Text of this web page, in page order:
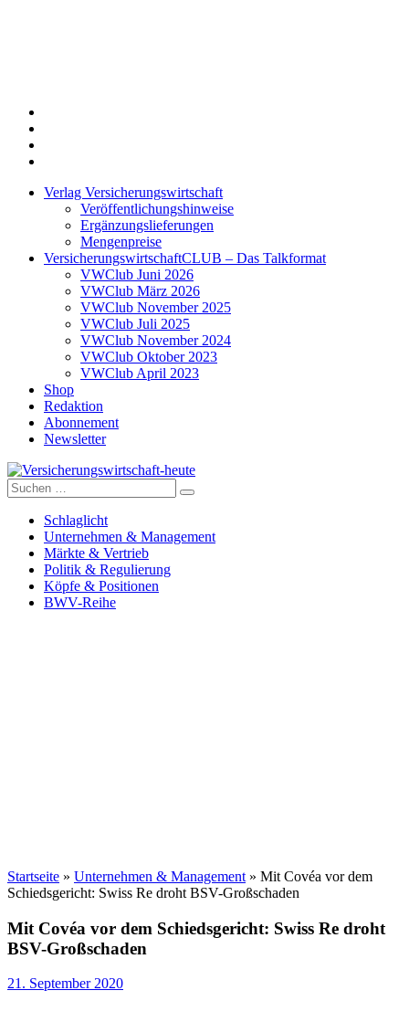
Verlag Versicherungswirtschaft
Veröffentlichungshinweise
Ergänzungslieferungen
Mengenpreise
VersicherungswirtschaftCLUB – Das Talkformat
VWClub Juni 2026
VWClub März 2026
VWClub November 2025
VWClub Juli 2025
VWClub November 2024
VWClub Oktober 2023
VWClub April 2023
Shop
Redaktion
Abonnement
Newsletter
Versicherungswirtschaft-heute
Suche
nach:
Schlaglicht
Unternehmen & Management
Märkte & Vertrieb
Politik & Regulierung
Köpfe & Positionen
BWV-Reihe
Startseite » Unternehmen & Management » Mit Covéa vor dem
Schiedsgericht: Swiss Re droht BSV-Großschaden
Mit Covéa vor dem Schiedsgericht: Swiss Re droht
BSV-Großschaden
21. September 2020